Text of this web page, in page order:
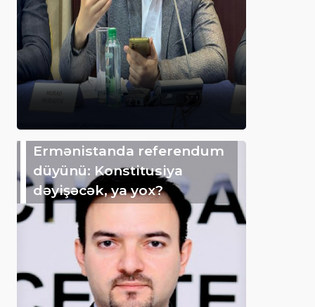
Ermənistanda referendum
düyünü: Konstitusiya
dəyişəcək, ya yox?